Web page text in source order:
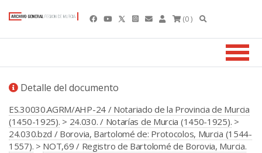
(0 )
Detalle del documento
ES.30030.AGRM/AHP-24 / Notariado de la Provincia de Murcia
(1450-1925). > 24.030. / Notarías de Murcia (1450-1925). >
24.030.bzd / Borovia, Bartolomé de: Protocolos, Murcia (1544-
1557). > NOT,69 / Registro de Bartolomé de Borovia, Murcia.